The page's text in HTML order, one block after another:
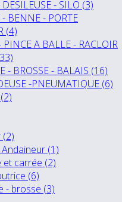
- SILO (3)
BENNE - PORTE
(4)
A BALLE - RACLOIR
- BROSSE - BALAIS (16)
-PNEUMATIQUE (6)
(1)
et carrée (2)
(6)
- brosse (3)